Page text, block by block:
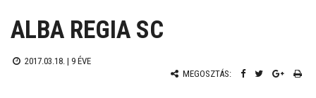
ALBA REGIA SC
2017.03.18. | 9 ÉVE
MEGOSZTÁS: